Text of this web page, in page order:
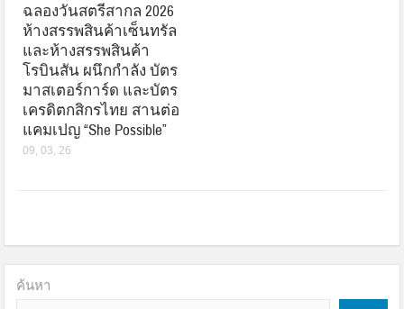
ฉลองวันสตรีสากล 2026
ห้างสรรพสินค้าเซ็นทรัล
และห้างสรรพสินค้า
โรบินสัน ผนึกกำลัง บัตร
มาสเตอร์การ์ด และบัตร
เครดิตกสิกรไทย สานต่อ
แคมเปญ “She Possible”
09, 03, 26
ค้นหา